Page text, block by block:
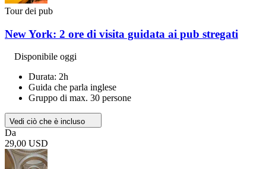
Tour dei pub
New York: 2 ore di visita guidata ai pub stregati
Disponibile oggi
Durata: 2h
Guida che parla inglese
Gruppo di max. 30 persone
Vedi ciò che è incluso
Da
29,00 USD